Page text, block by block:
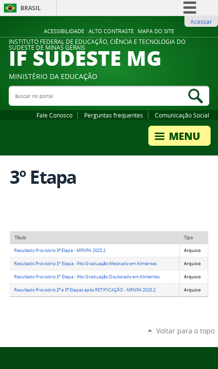
ACESSIBILIDADE ALTO CONTRASTE MAPA DO SITE
BRASIL
Comunica BR
Participe
Legislação
Acessar
INSTITUTO FEDERAL DE EDUCAÇÃO, CIÊNCIA E TECNOLOGIA DO
SUDESTE DE MINAS GERAIS
IF SUDESTE MG
MINISTÉRIO DA EDUCAÇÃO
Buscar no portal
Fale Conosco Perguntas frequentes Comunicação Social
3° Etapa
Título Tipo
Resultado Provisório 3ª Etapa - MPNPA 2025.2 Arquivo
Resultado Provisório 3° Etapa - Pós-Graduação Mestrado em Alimentos Arquivo
Resultado Provisório 3° Etapa - Pós-Graduação Doutorado em Alimentos Arquivo
Resultado Provisório 2ª e 3ª Etapas após RETIFICAÇÃO - MPNPA 2025.2 Arquivo
Voltar para o topo